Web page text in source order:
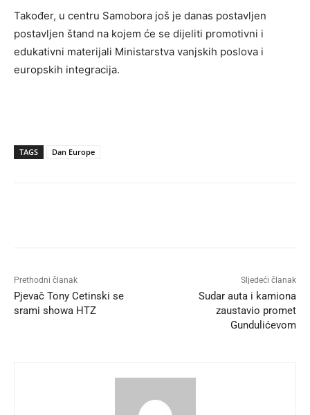
Također, u centru Samobora još je danas postavljen
postavljen štand na kojem će se dijeliti promotivni i
edukativni materijali Ministarstva vanjskih poslova i
europskih integracija.
TAGS Dan Europe
Prethodni članak
Pjevač Tony Cetinski se
srami showa HTZ
Sljedeći članak
Sudar auta i kamiona
zaustavio promet
Gundulićevom